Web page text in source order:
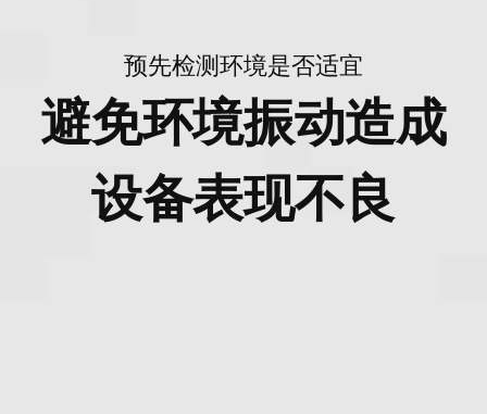
预先检测环境是否适宜
避免环境振动造成
设备表现不良